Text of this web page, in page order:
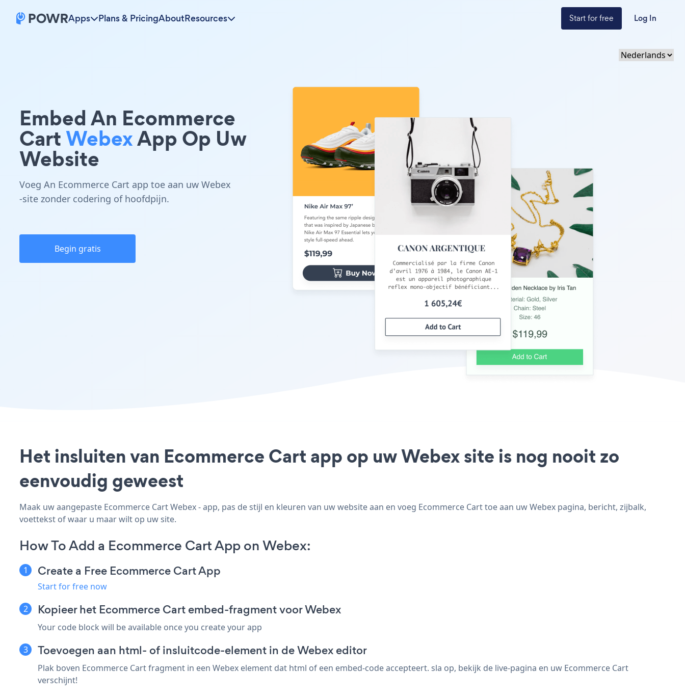
Apps Plans & PricingAboutResources Start for free Log In
Embed An Ecommerce
CartWebexApp Op Uw
Website
Voeg An Ecommerce Cart app toe aan uw Webex
-site zonder codering of hoofdpijn.
Begin gratis
Het insluiten van Ecommerce Cart app op uw Webex site is nog nooit zo
eenvoudig geweest
Maak uw aangepaste Ecommerce Cart Webex - app, pas de stijl en kleuren van uw website aan en voeg Ecommerce Cart toe aan uw Webex pagina, bericht, zijbalk,
voettekst of waar u maar wilt op uw site.
How To Add a Ecommerce Cart App on Webex:
Create a Free Ecommerce Cart App
Start for free now
Kopieer het Ecommerce Cart embed-fragment voor Webex
Your code block will be available once you create your app
Toevoegen aan html- of insluitcode-element in de Webex editor
Plak boven Ecommerce Cart fragment in een Webex element dat html of een embed-code accepteert. sla op, bekijk de live-pagina en uw Ecommerce Cart
verschijnt!